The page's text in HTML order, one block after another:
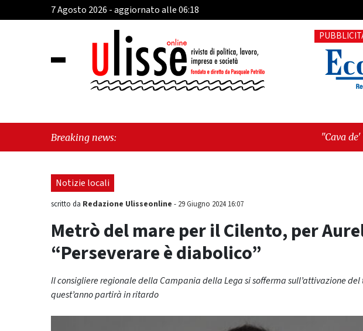
7 Agosto 2026 - aggiornato alle 06:18
Breaking news: "Cava de' Tirreni, il
"Vietri sul Mare, giornata
Notizie locali
scritto da Redazione Ulisseonline - 29 Giugno 2024 16:07
Metrò del mare per il Cilento, per
“Perseverare è diabolico”
Il consigliere regionale della Campania della Lega si sofferma sull’attivazione
quest’anno partirà in ritardo